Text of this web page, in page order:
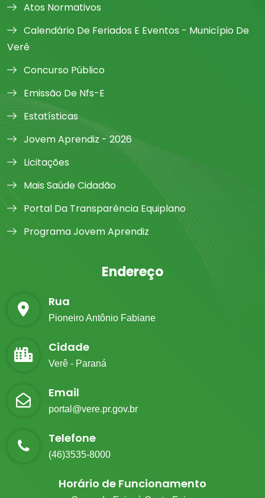
Atos Normativos
Calendário De Feriados E Eventos - Município De
Verê
Concurso Público
Emissão De Nfs-E
Estatísticas
Jovem Aprendiz - 2026
Licitações
Mais Saúde Cidadão
Portal Da Transparência Equiplano
Programa Jovem Aprendiz
Endereço
Rua
Pioneiro Antônio Fabiane
Cidade
Verê - Paraná
Email
portal@vere.pr.gov.br
Telefone
(46)3535-8000
Horário de Funcionamento